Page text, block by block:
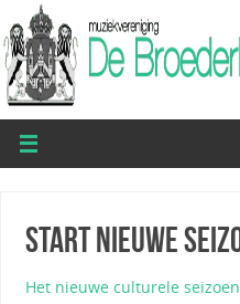
Start nieuwe
Het nieuwe culturele